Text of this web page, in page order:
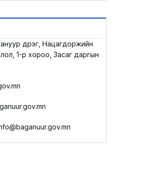
LEGAL.INFO
дүүрэг, Нацагдоржийн
1-р хороо, Засаг даргын